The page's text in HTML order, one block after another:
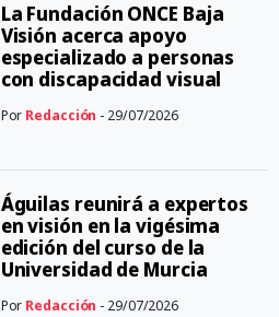
La Fundación ONCE Baja
Visión acerca apoyo
especializado a personas
con discapacidad visual
Por Redacción - 29/07/2026
Águilas reunirá a expertos
en visión en la vigésima
edición del curso de la
Universidad de Murcia
Por Redacción - 29/07/2026